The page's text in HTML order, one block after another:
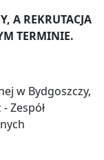
A REKRUTACJA
TERMINIE.
w Bydgoszczy,
Zespół